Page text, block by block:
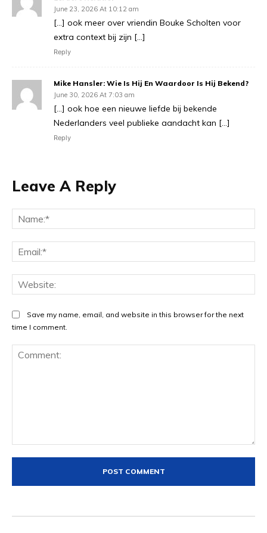
June 23, 2026 At 10:12 am
[…] ook meer over vriendin Bouke Scholten voor
extra context bij zijn […]
Reply
Mike Hansler: Wie Is Hij En Waardoor Is Hij Bekend?
June 30, 2026 At 7:03 am
[…] ook hoe een nieuwe liefde bij bekende
Nederlanders veel publieke aandacht kan […]
Reply
Leave A Reply
Save my name, email, and website in this browser for the next
time I comment.